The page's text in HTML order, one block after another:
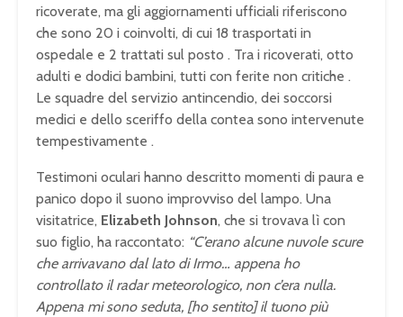
ricoverate, ma gli aggiornamenti ufficiali riferiscono
che sono 20 i coinvolti, di cui 18 trasportati in
ospedale e 2 trattati sul posto . Tra i ricoverati, otto
adulti e dodici bambini, tutti con ferite non critiche .
Le squadre del servizio antincendio, dei soccorsi
medici e dello sceriffo della contea sono intervenute
tempestivamente .
Testimoni oculari hanno descritto momenti di paura e
panico dopo il suono improvviso del lampo. Una
visitatrice, Elizabeth Johnson, che si trovava lì con
suo figlio, ha raccontato: “C’erano alcune nuvole scure
che arrivavano dal lato di Irmo… appena ho
controllato il radar meteorologico, non c’era nulla.
Appena mi sono seduta, [ho sentito] il tuono più